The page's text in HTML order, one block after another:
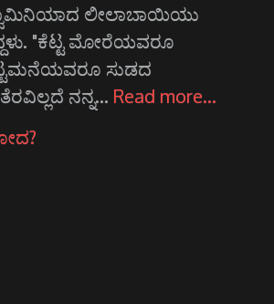
ಲೀಲಾಬಾಯಿಯು
"ಕೆಟ್ಟ ಮೋರೆಯವರೂ
ಸುಡದ
ನನ್ನ… Read more…